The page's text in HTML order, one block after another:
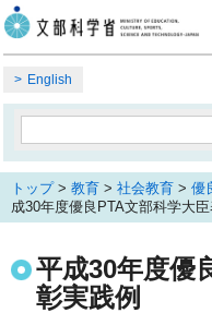
English
トップ> 教育 > 社会教育 > 優
成30年度優良PTA文部科学大臣
平成30年度優
彰実践例